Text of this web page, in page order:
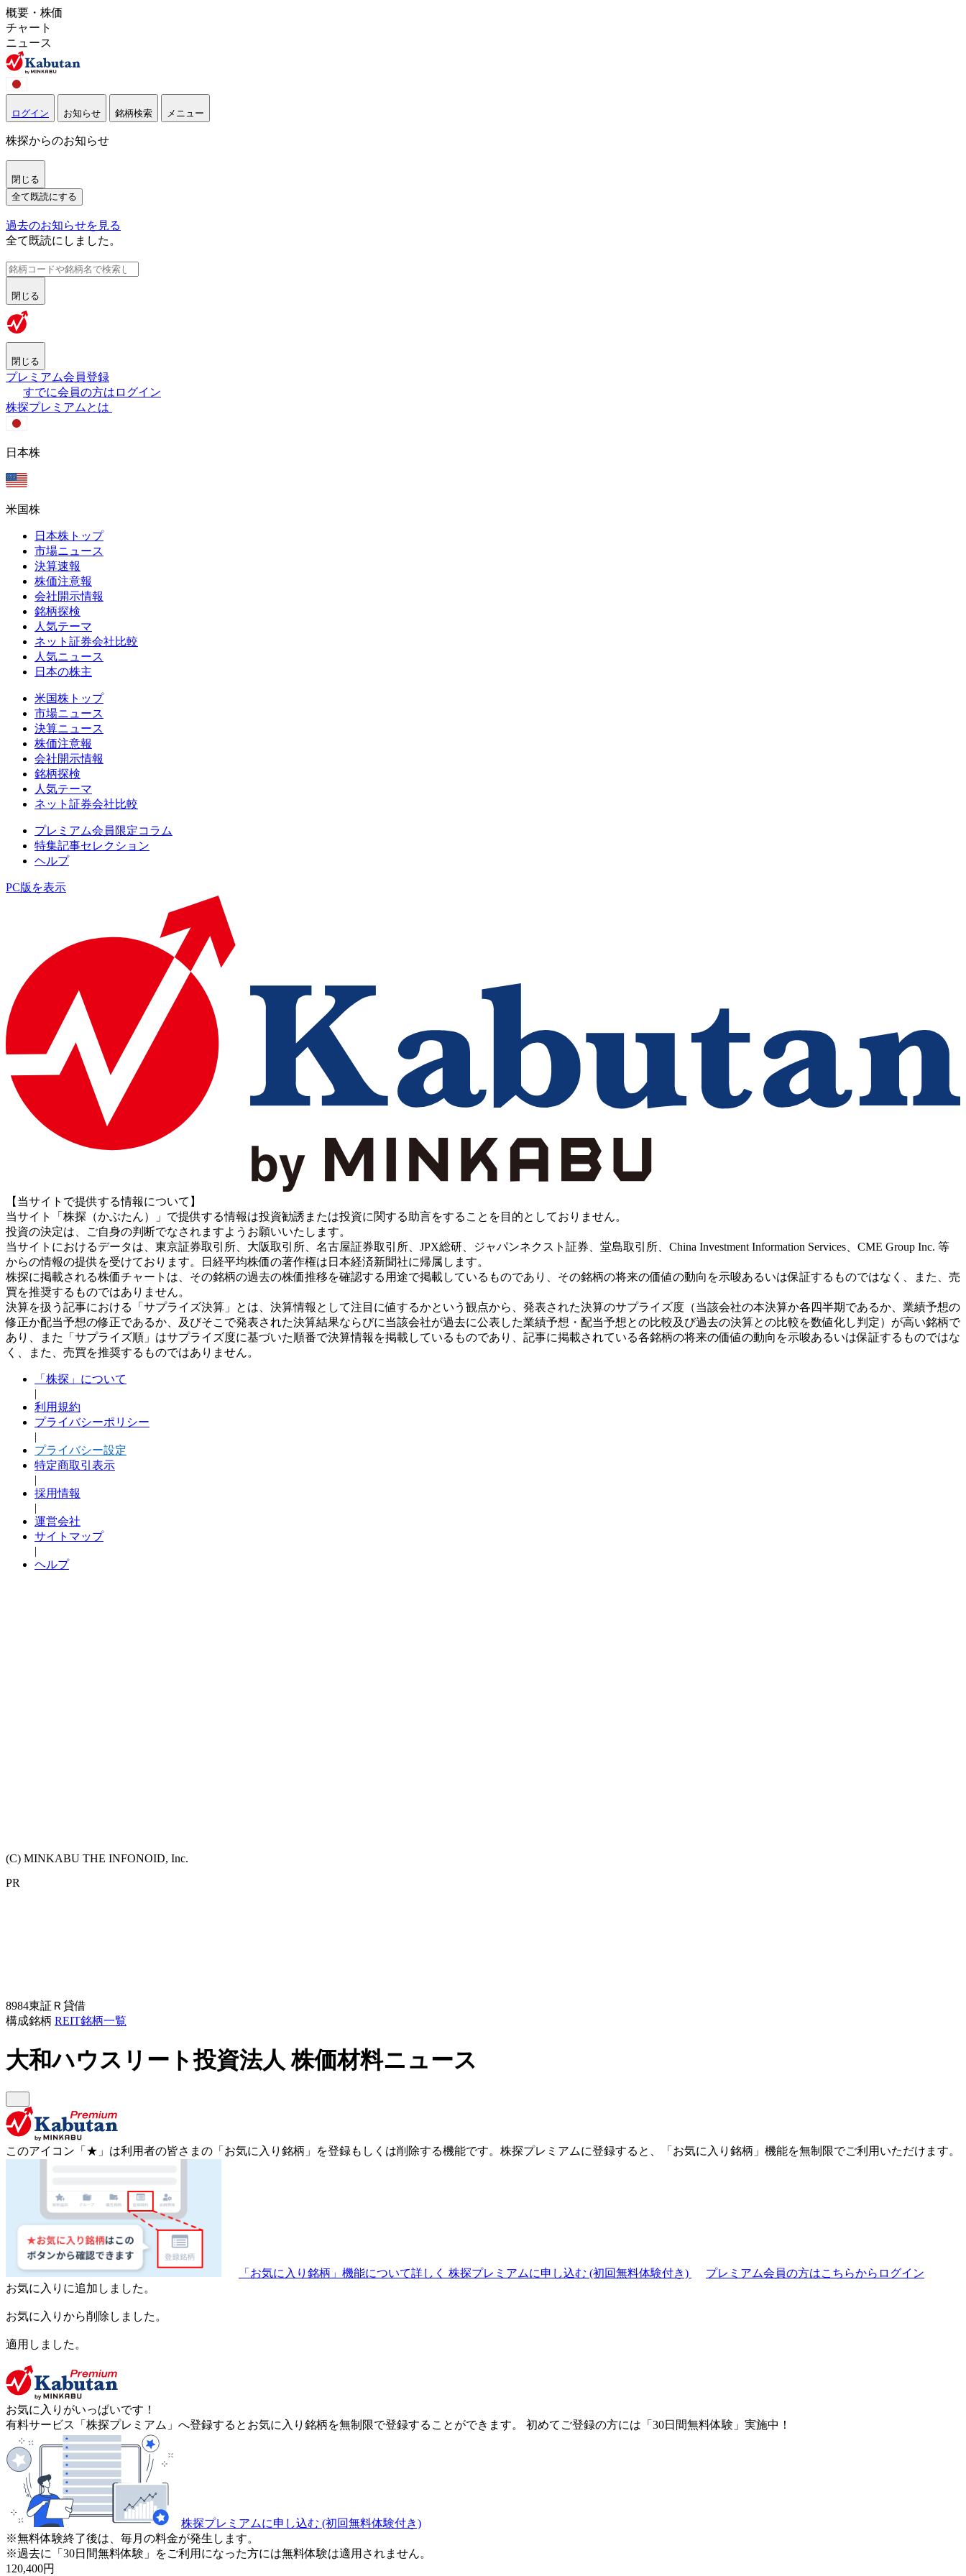
概要・株価
チャート
ニュース
ログイン お知らせ 銘柄検索 メニュー
株探からのお知らせ
閉じる
全て既読にする
過去のお知らせを見る
全て既読にしました。
閉じる
閉じる
プレミアム会員登録
すでに会員の方はログイン
株探プレミアムとは
日本株
米国株
日本株トップ
市場ニュース
決算速報
株価注意報
会社開示情報
銘柄探検
人気テーマ
ネット証券会社比較
人気ニュース
日本の株主
米国株トップ
市場ニュース
決算ニュース
株価注意報
会社開示情報
銘柄探検
人気テーマ
ネット証券会社比較
プレミアム会員限定コラム
特集記事セレクション
ヘルプ
PC版を表示
【当サイトで提供する情報について】
当サイト「株探（かぶたん）」で提供する情報は投資勧誘または投資に関する助言をすることを目的としておりません。
投資の決定は、ご自身の判断でなされますようお願いいたします。
当サイトにおけるデータは、東京証券取引所、大阪取引所、名古屋証券取引所、JPX総研、ジャパンネクスト証券、堂島取引所、China Investment Information Services、CME Group Inc. 等
からの情報の提供を受けております。日経平均株価の著作権は日本経済新聞社に帰属します。
株探に掲載される株価チャートは、その銘柄の過去の株価推移を確認する用途で掲載しているものであり、その銘柄の将来の価値の動向を示唆あるいは保証するものではなく、また、売
買を推奨するものではありません。
決算を扱う記事における「サプライズ決算」とは、決算情報として注目に値するかという観点から、発表された決算のサプライズ度（当該会社の本決算か各四半期であるか、業績予想の
修正か配当予想の修正であるか、及びそこで発表された決算結果ならびに当該会社が過去に公表した業績予想・配当予想との比較及び過去の決算との比較を数値化し判定）が高い銘柄で
あり、また「サプライズ順」はサプライズ度に基づいた順番で決算情報を掲載しているものであり、記事に掲載されている各銘柄の将来の価値の動向を示唆あるいは保証するものではな
く、また、売買を推奨するものではありません。
「株探」について
|
利用規約
プライバシーポリシー
|
プライバシー設定
特定商取引表示
|
採用情報
|
運営会社
サイトマップ
|
ヘルプ
(C) MINKABU THE INFONOID, Inc.
PR
8984東証Ｒ 貸借
構成銘柄 REIT銘柄一覧
大和ハウスリート投資法人株価材料ニュース
このアイコン 「★」 は利用者の皆さまの 「お気に入り銘柄」を登録もしくは削除する機能です。 株探プレミアムに登録すると、「お気に入り銘柄」機能を無制限でご利用いただけます。
「お気に入り銘柄」機能について詳しく 株探プレミアムに申し込む (初回無料体験付き)
プレミアム会員の方はこちらからログイン
お気に入りに追加しました。
お気に入りから削除しました。
適用しました。
お気に入りがいっぱいです！
有料サービス「株探プレミアム」へ登録するとお気に入り銘柄を無制限で登録することができます。 初めてご登録の方には「30日間無料体験」実施中！
株探プレミアムに申し込む (初回無料体験付き)
※無料体験終了後は、毎月の料金が発生します。
※過去に「30日間無料体験」をご利用になった方には無料体験は適用されません。
120,400円